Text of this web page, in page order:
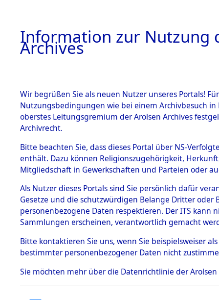
BESTÄNDE
1.
mente
5. Verschiedenes
5.3
Todesmärsche
5.3.1 Alliierte
Erhebungen
zu
Todesmärsch
en
5.3.2
Fronberg.
0056
Information zur Nutzung
Archives
Wir begrüßen Sie als neuen Nutzer unseres Portals!
Nutzungsbedingungen wie bei einem Archivbesuch
oberstes Leitungsgremium der Arolsen Archives
Archivrecht.
Bitte beachten Sie, dass dieses Portal über NS-
enthält. Dazu können Religionszugehörigkeit,
Mitgliedschaft in Gewerkschaften und Parteien oder
Als Nutzer dieses Portals sind Sie persönlich dafür
Gesetze und die schutzwürdigen Belange Dritter
personenbezogene Daten respektieren. Der ITS
Sammlungen erscheinen, verantwortlich gemacht
Bitte kontaktieren Sie uns, wenn Sie beispielsweiser
bestimmter personenbezogener Daten nicht
Sie möchten mehr über die Datenrichtlinie der Arolsen